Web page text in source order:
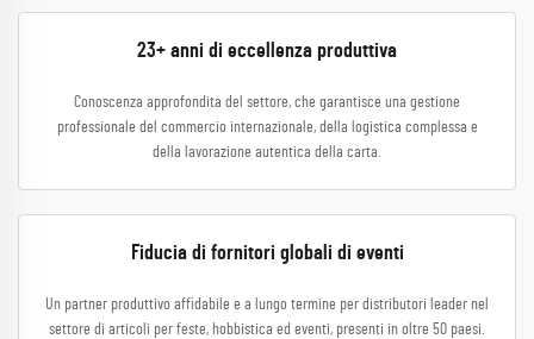
23+ anni di eccellenza produttiva
Conoscenza approfondita del settore, che garantisce una gestione
professionale del commercio internazionale, della logistica complessa e
della lavorazione autentica della carta.
Fiducia di fornitori globali di eventi
Un partner produttivo affidabile e a lungo termine per distributori leader nel
settore di articoli per feste, hobbistica ed eventi, presenti in oltre 50 paesi.